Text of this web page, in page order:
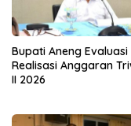
Bupati Aneng Evaluasi
Realisasi Anggaran
II 2026